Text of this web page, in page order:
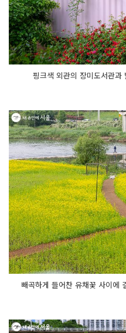
핑크색 외관의 장미도서관
빼곡하게 들어찬 유채꽃 사이에